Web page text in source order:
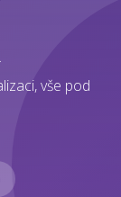
vše pod